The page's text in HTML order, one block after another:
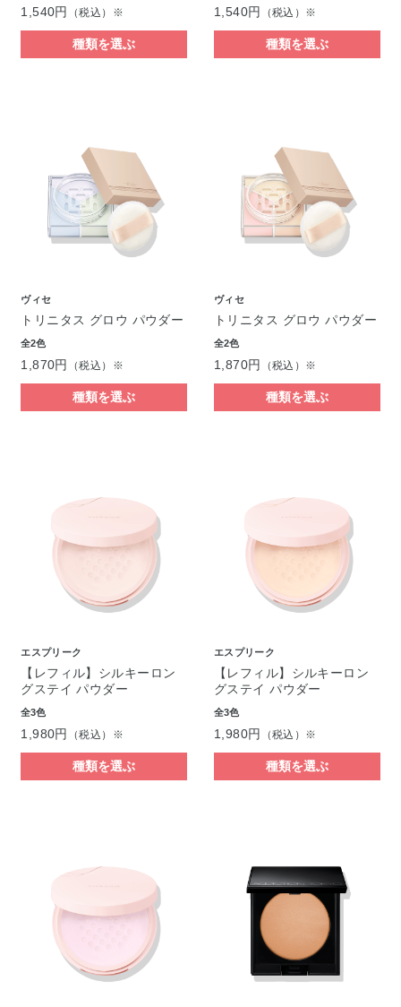
1,540円 （税込）※
種類を選ぶ
1,540円 （税込）※
種類を選ぶ
ヴィセ
トリニタス グロウ パウダー
全2色
1,870円 （税込）※
種類を選ぶ
ヴィセ
トリニタス グロウ パウダー
全2色
1,870円 （税込）※
種類を選ぶ
エスプリーク
【レフィル】シルキーロン
グステイ パウダー
全3色
1,980円 （税込）※
種類を選ぶ
エスプリーク
【レフィル】シルキーロン
グステイ パウダー
全3色
1,980円 （税込）※
種類を選ぶ